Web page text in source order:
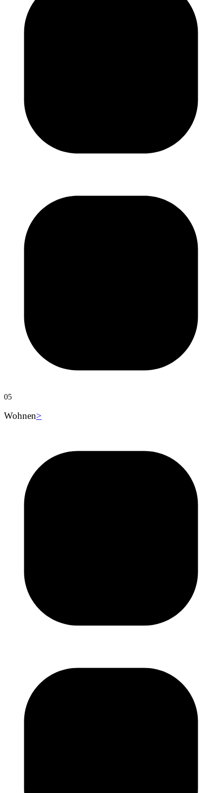
05
Wohnen>